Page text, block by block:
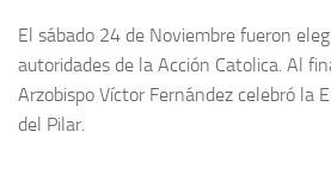
El sábado 24 de Noviembre fueron
autoridades de la Acción Catolica. Al
Arzobispo Víctor Fernández celebró la
del Pilar.